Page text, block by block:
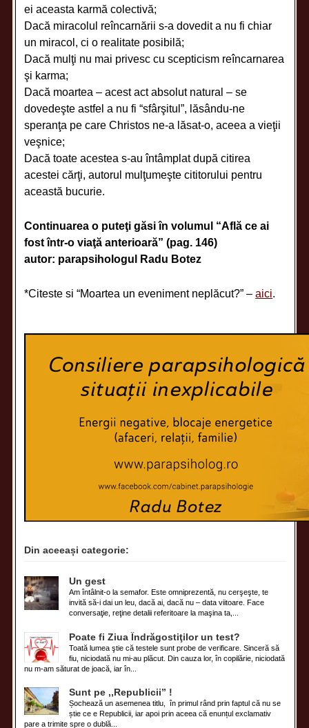
ei aceasta karmă colectivă;
Dacă miracolul reîncarnării s-a dovedit a nu fi chiar
un miracol, ci o realitate posibilă;
Dacă mulţi nu mai privesc cu scepticism reîncarnarea
şi karma;
Dacă moartea – acest act absolut natural – se
dovedeşte astfel a nu fi “sfârşitul”, lăsându-ne
speranţa pe care Christos ne-a lăsat-o, aceea a vieţii
veşnice;
Dacă toate acestea s-au întâmplat după citirea
acestei cărţi, autorul mulţumeşte cititorului pentru
această bucurie.
Continuarea o puteţi găsi în volumul “Află ce ai
fost într-o viaţă anterioară” (pag. 146)
autor: parapsihologul Radu Botez
*Citeste si “Moartea un eveniment neplăcut?” –aici.
Din aceeași categorie:
Un gest
Am întâlnit-o la semafor. Este omniprezentă, nu cerşeşte, te
invită să-i dai un leu, dacă ai, dacă nu – data viitoare. Face
conversaţie, reţine detalii referitoare la maşina ta,...
Poate fi Ziua Îndrăgostiţilor un test?
Toată lumea ştie că testele sunt probe de verificare. Sinceră să
fiu, niciodată nu mi-au plăcut. Din cauza lor, în copilărie, niciodată
nu m-am săturat de joacă, iar în...
Sunt pe ,,Republicii” !
Șochează un asemenea titlu, în primul rând prin faptul că nu se
știe ce e Republicii, iar apoi prin aceea că enunțul exclamativ
pare a trimite spre o dublă...